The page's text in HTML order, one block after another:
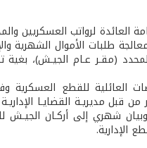
العائدة لرواتب العسكريين
طلبات الأموال الشهرية
(مقـر عـام الجيـش)،
العائلية للقطع العسكرية
قبل مديريـة القضايـا
شهري إلى أركـان الجيـش
الإدارية.